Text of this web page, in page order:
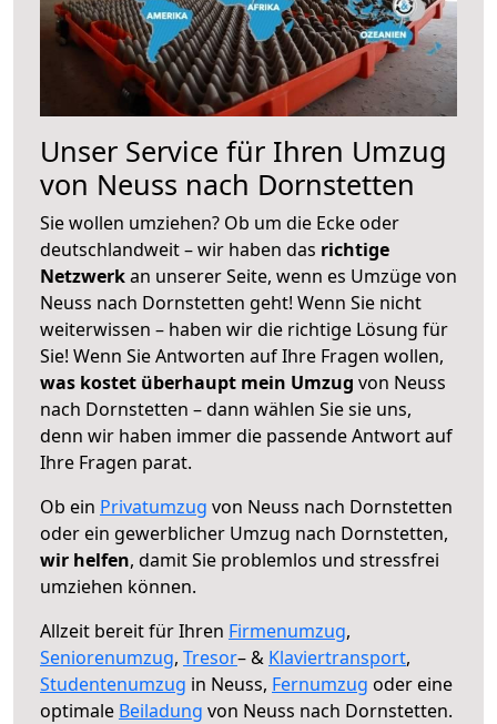
Unser Service für Ihren Umzug
von Neuss nach Dornstetten
Sie wollen umziehen? Ob um die Ecke oder
deutschlandweit – wir haben das richtige
Netzwerkan unserer Seite, wenn es Umzüge von
Neuss nach Dornstetten geht! Wenn Sie nicht
weiterwissen – haben wir die richtige Lösung für
Sie! Wenn Sie Antworten auf Ihre Fragen wollen,
was kostet überhaupt mein Umzug von Neuss
nach Dornstetten – dann wählen Sie sie uns,
denn wir haben immer die passende Antwort auf
Ihre Fragen parat.
Ob ein Privatumzug von Neuss nach Dornstetten
oder ein gewerblicher Umzug nach Dornstetten,
wir helfen, damit Sie problemlos und stressfrei
umziehen können.
Allzeit bereit für Ihren Firmenumzug,
Seniorenumzug, Tresor– & Klaviertransport,
Studentenumzug in Neuss, Fernumzug oder eine
optimale Beiladung von Neuss nach Dornstetten.